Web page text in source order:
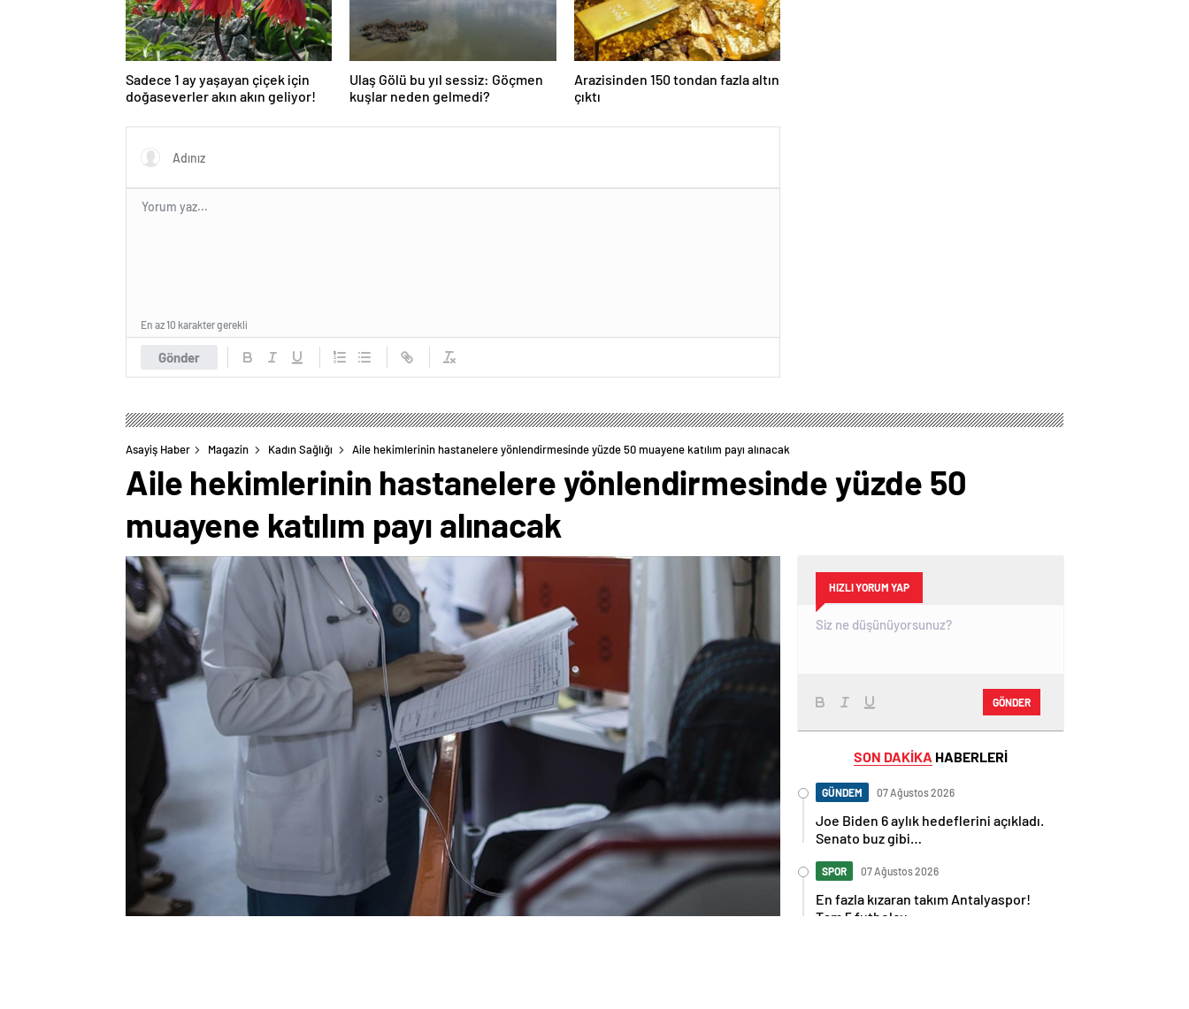
Sadece 1 ay yaşayan çiçek için
doğaseverler akın akın geliyor!
Ulaş Gölü bu yıl sessiz: Göçmen
kuşlar neden gelmedi?
Arazisinden 150 tondan fazla altın
çıktı
Gönder
En az 10 karakter gerekli
Asayiş Haber Magazin Kadın Sağlığı Aile hekimlerinin hastanelere yönlendirmesinde yüzde 50 muayene katılım payı alınacak
Aile hekimlerinin hastanelere yönlendirmesinde yüzde 50
muayene katılım payı alınacak
HIZLI YORUM YAP
GÖNDER
SON DAKİKA HABERLERİ
GÜNDEM 07 Ağustos 2026
Joe Biden 6 aylık hedeflerini açıkladı.
Senato buz gibi…
SPOR 07 Ağustos 2026
En fazla kızaran takım Antalyaspor!
Tam 5 futbolcu….